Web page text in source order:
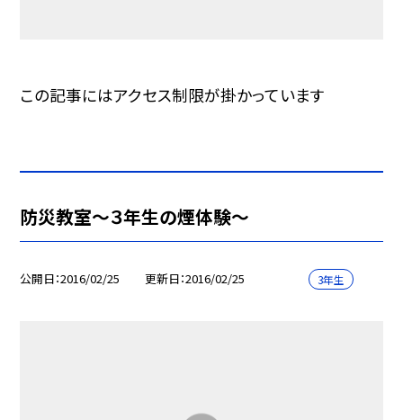
この記事にはアクセス制限が掛かっています
防災教室〜３年生の煙体験〜
公開日 2016/02/25 更新日 2016/02/25 3年生